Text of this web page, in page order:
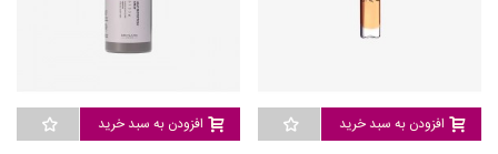
افزودن به سبد خرید افزودن به سبد خرید